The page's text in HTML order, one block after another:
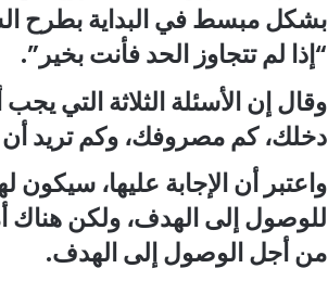
بشكل مبسط في البداية بطرح
“إذا لم تتجاوز الحد فأنت بخير”.
وقال إن الأسئلة الثلاثة
دخلك، كم مصروفك، وكم تريد
واعتبر أن الإجابة عليها، سيكون
للوصول إلى الهدف، ولكن هناك
من أجل الوصول إلى الهدف.